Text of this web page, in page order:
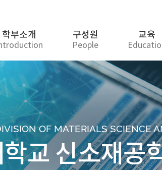
학부소개 구성원
People
교육
OF MATERIALS SCIENCE
교 신소재공